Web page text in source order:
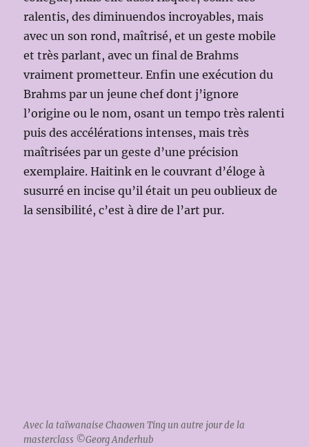
ralentis, des diminuendos incroyables, mais
avec un son rond, maîtrisé, et un geste mobile
et très parlant, avec un final de Brahms
vraiment prometteur. Enfin une exécution du
Brahms par un jeune chef dont j’ignore
l’origine ou le nom, osant un tempo très ralenti
puis des accélérations intenses, mais très
maîtrisées par un geste d’une précision
exemplaire. Haitink en le couvrant d’éloge à
susurré en incise qu’il était un peu oublieux de
la sensibilité, c’est à dire de l’art pur.
Avec la taïwanaise Chaowen Ting un autre jour de la
masterclass ©Georg Anderhub